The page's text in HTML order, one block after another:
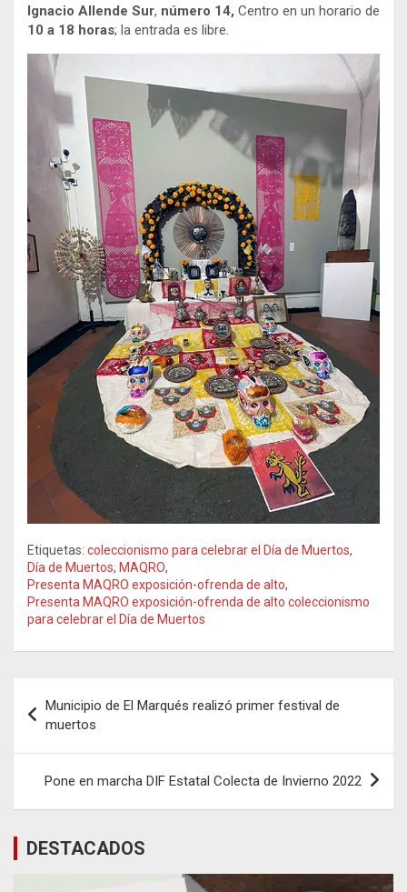
Ignacio Allende Sur, número 14, Centro en un horario de
10 a 18 horas; la entrada es libre.
Etiquetas: coleccionismo para celebrar el Día de Muertos,
Día de Muertos, MAQRO,
Presenta MAQRO exposición-ofrenda de alto,
Presenta MAQRO exposición-ofrenda de alto coleccionismo
para celebrar el Día de Muertos
de
entradas
Municipio de El Marqués realizó primer festival de
muertos
Pone en marcha DIF Estatal Colecta de Invierno 2022
DESTACADOS